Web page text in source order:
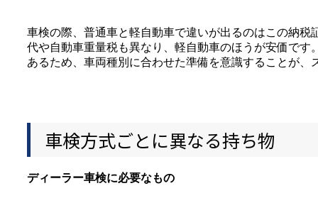
車検の際、普通車と軽自動車で違いが出るのはこの納
代や自動車重量税も異なり、軽自動車のほうが安価で
あるため、車両種別に合わせた準備を意識することが
車検方式ごとに異なる持ち物
ディーラー車検に必要なもの